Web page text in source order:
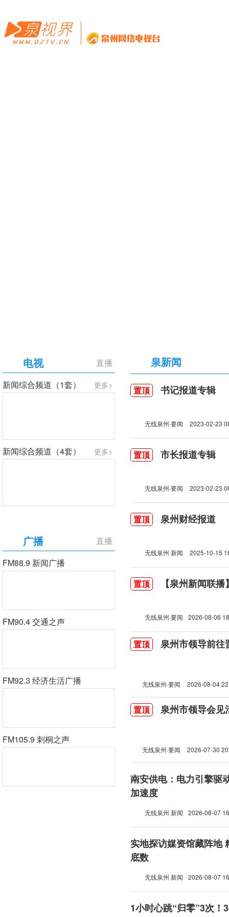
直播
电视
更多>
新闻综合频道（1套）
更多>
新闻综合频道（4套）
直播
广播
FM88.9 新闻广播
FM90.4 交通之声
FM92.3 经济生活广播
FM105.9 刺桐之声
泉新闻
置顶 书记报道专辑
无线泉州·要闻 2023-02-23
置顶 市长报道专辑
无线泉州·要闻 2023-02-23
置顶 泉州财经报道
无线泉州 新闻 2025-10-15
置顶 【泉州新闻联
无线泉州·要闻 2026-08-06
置顶 泉州市领导前往
无线泉州·要闻 2026-08-04
置顶 泉州市领导会见
无线泉州·要闻 2026-07-30
南安供电：电力引擎驱动 “舌尖产业”
加速度
无线泉州 新闻 2026-08-07
实地探访媒资馆藏阵地
底数
无线泉州 新闻 2026-08-07
1小时心跳“归零”3次！